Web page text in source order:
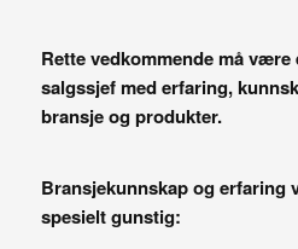
Rette vedkommende må
salgssjef med erfaring,
bransje og produkter.
Bransjekunnskap og erfaring
spesielt gunstig: